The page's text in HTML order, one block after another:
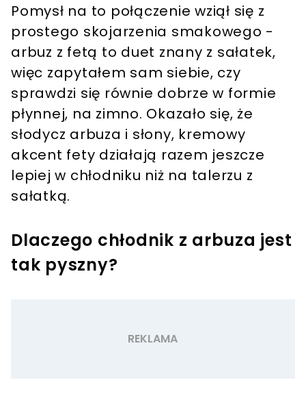
Pomysł na to połączenie wziął się z
prostego skojarzenia smakowego -
arbuz z fetą to duet znany z sałatek,
więc zapytałem sam siebie, czy
sprawdzi się równie dobrze w formie
płynnej, na zimno. Okazało się, że
słodycz arbuza i słony, kremowy
akcent fety działają razem jeszcze
lepiej w chłodniku niż na talerzu z
sałatką.
Dlaczego chłodnik z arbuza jest
tak pyszny?